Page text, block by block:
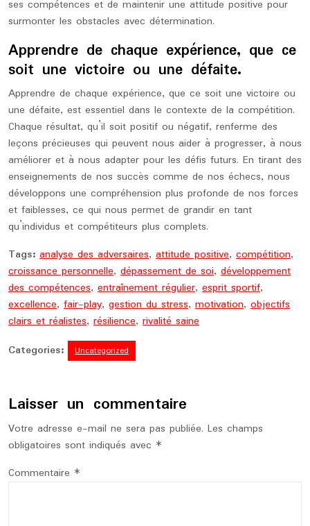
ses compétences et de maintenir une attitude positive pour
surmonter les obstacles avec détermination.
Apprendre de chaque expérience, que ce
soit une victoire ou une défaite.
Apprendre de chaque expérience, que ce soit une victoire ou
une défaite, est essentiel dans le contexte de la compétition.
Chaque résultat, qu’il soit positif ou négatif, renferme des
leçons précieuses qui peuvent nous aider à progresser, à nous
améliorer et à nous adapter pour les défis futurs. En tirant des
enseignements de nos succès comme de nos échecs, nous
développons une compréhension plus profonde de nos forces
et faiblesses, ce qui nous permet de grandir en tant
qu’individus et compétiteurs plus complets.
Tags: analyse des adversaires, attitude positive, compétition,
croissance personnelle, dépassement de soi, développement
des compétences, entraînement régulier, esprit sportif,
excellence, fair-play, gestion du stress, motivation, objectifs
clairs et réalistes, résilience, rivalité saine
Categories:
Uncategorized
Laisser un commentaire
Votre adresse e-mail ne sera pas publiée. Les champs
obligatoires sont indiqués avec *
Commentaire *